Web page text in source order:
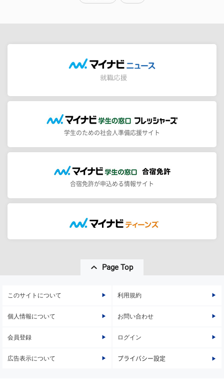
学生のための社会人準備応援サイト
合宿免許が申込める情報サイト
Page Top
このサイトについて 利用規約
個人情報について お問い合わせ
会員登録 ログイン
広告表示について プライバシー設定